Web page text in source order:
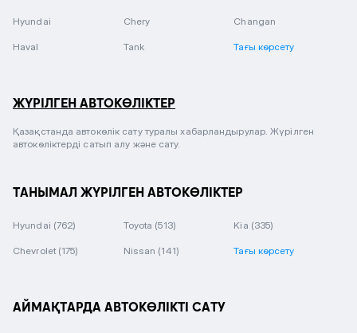
Hyundai Chery Changan
Haval Tank Тағы көрсету
ЖҮРІЛГЕН АВТОКӨЛІКТЕР
Қазақстанда автокөлік сату туралы хабарландырулар. Жүрілген
автокөліктерді сатып алу және сату.
ТАНЫМАЛ ЖҮРІЛГЕН АВТОКӨЛІКТЕР
Hyundai (762) Toyota (513) Kia (335)
Chevrolet (175) Nissan (141) Тағы көрсету
АЙМАҚТАРДА АВТОКӨЛІКТІ САТУ